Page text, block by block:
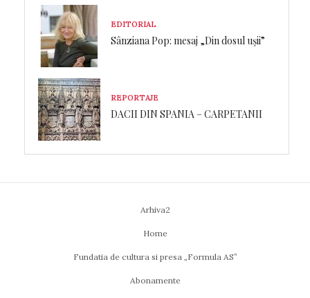
EDITORIAL
Sânziana Pop: mesaj „Din dosul ușii”
REPORTAJE
DACII DIN SPANIA – CARPETANII
Arhiva2
Home
Fundatia de cultura si presa „Formula AS”
Abonamente